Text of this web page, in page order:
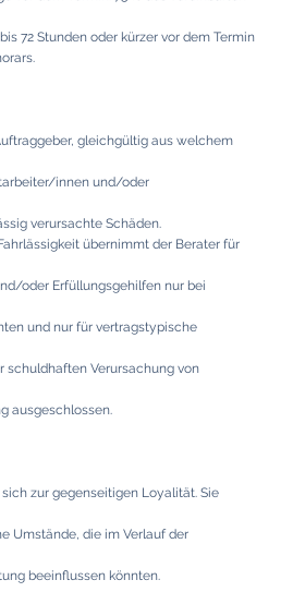
72 Stunden oder kürzer vor dem Termin
gleichgültig aus welchem
innen und/oder
verursachte Schäden.
übernimmt der Berater für
oder Erfüllungsgehilfen nur bei
und nur für vertragstypische
schuldhaften Verursachung von
ausgeschlossen.
zur gegenseitigen Loyalität. Sie
Umstände, die im Verlauf der
beeinflussen könnten.